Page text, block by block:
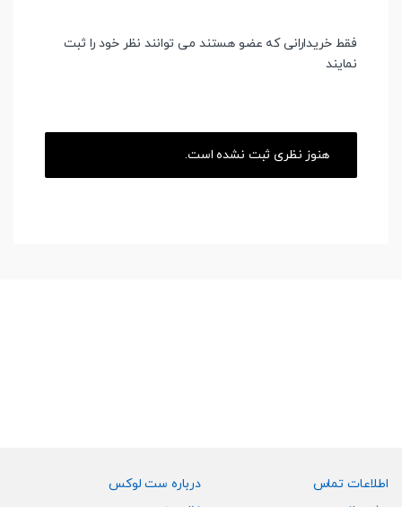
فقط خریدارانی که عضو هستند می توانند نظر خود را ثبت
نمایند
هنوز نظری ثبت نشده است.
اطلاعات تماس
درباره ست لوکس